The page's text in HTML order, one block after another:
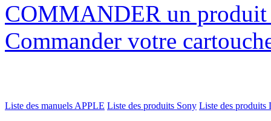
COMMANDER un
Commander votre
Liste des manuels APPLE Liste des produits Sony Liste des produits